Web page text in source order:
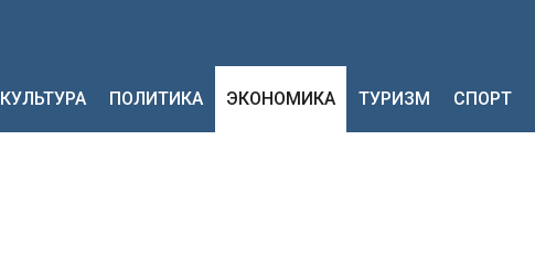
КУЛЬТУРА ПОЛИТИКА ЭКОНОМИКА ТУРИЗМ СПОРТ